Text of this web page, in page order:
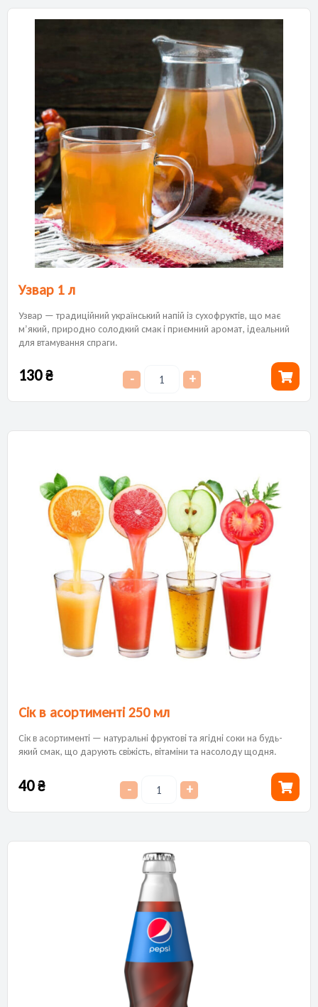
Узвар 1 л
Узвар — традиційний український напій із сухофруктів, що має
м’який, природно солодкий смак і приємний аромат, ідеальний
для втамування спраги.
130₴ - +
Сік в асортименті 250 мл
Сік в асортименті — натуральні фруктові та ягідні соки на будь-
який смак, що дарують свіжість, вітаміни та насолоду щодня.
40₴ - +